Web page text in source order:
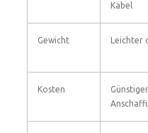
Kabel
Gewicht Leichter
Kosten